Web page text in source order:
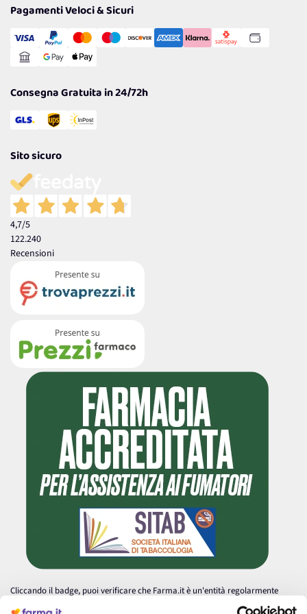
Cookie Policy
Gestisci Cookie
Reso Facile e Veloce
Pagamenti Veloci & Sicuri
Consegna Gratuita in 24/72h
Sito sicuro
4,7/5
122.240
Recensioni
Cliccando il badge, puoi verificare che Farma.it è un'entità regolarmente
autorizzata dal Ministero della Salute a effettuare la vendita online di